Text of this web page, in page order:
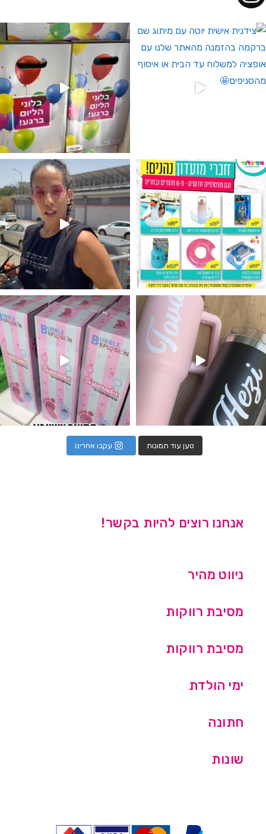
לחברי מועדון ומצטרפים חדשים🤍
מין העובר רק במסיבלנד !! קיים
מטף לגילוי מין העובר חזר למלא
טען עוד תמונות עקבו אחרינו
אנחנו רוצים להיות בקשר!
ניווט מהיר
מסיבת רווקות
מסיבת רווקות
ימי הולדת
חתונה
שונות